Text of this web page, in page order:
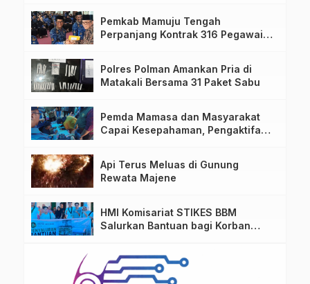
Pemkab Mamuju Tengah
Perpanjang Kontrak 316 Pegawai
Polres Polman Amankan Pria di
Matakali Bersama 31 Paket Sabu
Pemda Mamasa dan Masyarakat
Capai Kesepahaman, Pengaktifan
Api Terus Meluas di Gunung
Rewata Majene
HMI Komisariat STIKES BBM
Salurkan Bantuan bagi Korban